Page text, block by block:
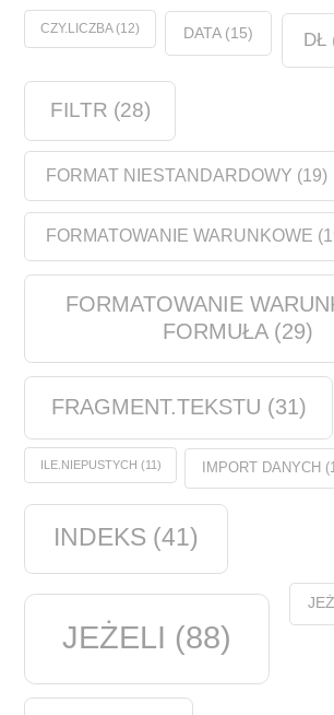
CZY.LICZBA(12) DATA(15) DŁ
FILTR (28)
FORMAT NIESTANDARDOWY (19)
FORMATOWANIE WARUNKOWE
FORMATOWANIE
FORMUŁA(29)
FRAGMENT.TEKSTU (31)
ILE.NIEPUSTYCH (11) IMPORT DANYCH
INDEKS (41)
JEŻELI (88)